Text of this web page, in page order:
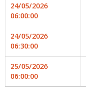
24/05/2026
06:00:00
24/05/2026
06:30:00
25/05/2026
06:00:00